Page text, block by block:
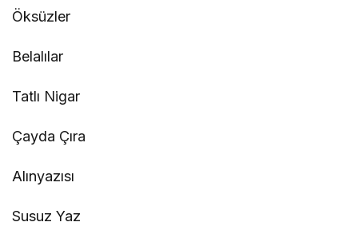
Öksüzler
Belalılar
Tatlı Nigar
Çayda Çıra
Alınyazısı
Susuz Yaz